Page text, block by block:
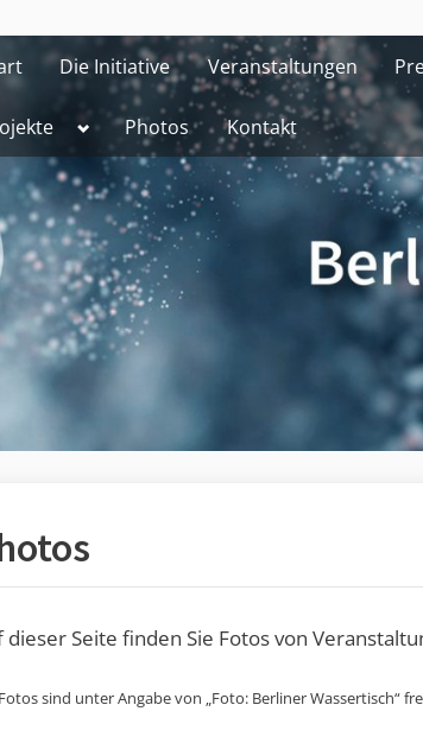
Die Initiative Veranstaltungen
Toggle
menu
Photos Kontakt
dieser Seite finden Sie Fotos von
sind unter Angabe von „Foto: Berliner Wassertisch“